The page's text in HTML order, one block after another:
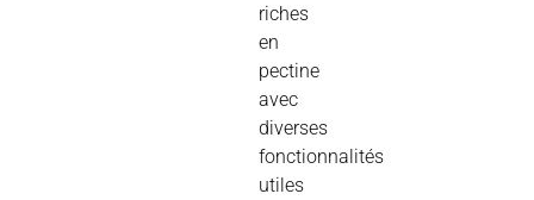
riches
en
pectine
avec
diverses
fonctionnalités
utiles